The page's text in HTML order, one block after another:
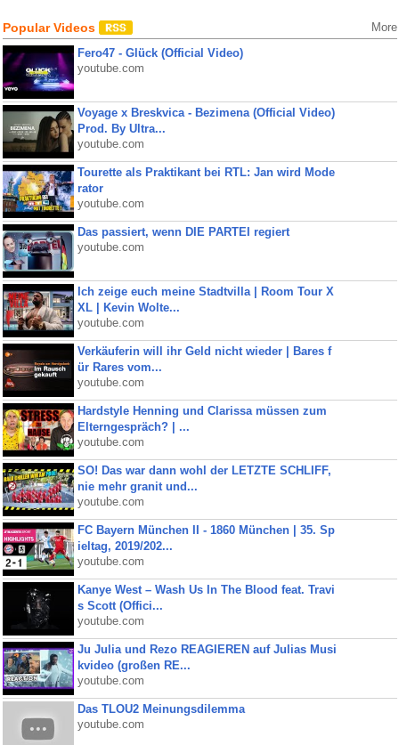
Popular Videos More
Fero47 - Glück (Official Video)
youtube.com
Voyage x Breskvica - Bezimena (Official Video)
Prod. By Ultra...
youtube.com
Tourette als Praktikant bei RTL: Jan wird Mode
rator
youtube.com
Das passiert, wenn DIE PARTEI regiert
youtube.com
Ich zeige euch meine Stadtvilla | Room Tour X
XL | Kevin Wolte...
youtube.com
Verkäuferin will ihr Geld nicht wieder | Bares f
ür Rares vom...
youtube.com
Hardstyle Henning und Clarissa müssen zum
Elterngespräch? | ...
youtube.com
SO! Das war dann wohl der LETZTE SCHLIFF,
nie mehr granit und...
youtube.com
FC Bayern München II - 1860 München | 35. Sp
ieltag, 2019/202...
youtube.com
Kanye West – Wash Us In The Blood feat. Travi
s Scott (Offici...
youtube.com
Ju Julia und Rezo REAGIEREN auf Julias Musi
kvideo (großen RE...
youtube.com
Das TLOU2 Meinungsdilemma
youtube.com